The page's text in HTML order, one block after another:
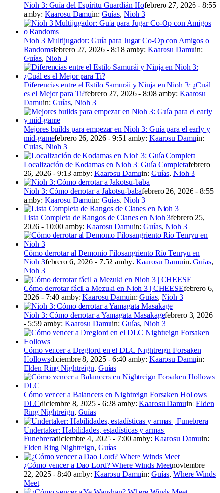
Nioh 3: Guía del Espíritu Guardián Hofebrero 27, 2026 - 8:55
amby: Kaarosu Damuin: Guías, Nioh 3
Nioh 3 Multijugador: Guía para Jugar Co-Op con Amigos o
Randomsfebrero 27, 2026 - 8:18 amby: Kaarosu Damuin:
Guías, Nioh 3
Diferencias entre el Estilo Samurái y Ninja en Nioh 3: ¿Cuál
es el Mejor para Ti?febrero 27, 2026 - 8:08 amby: Kaarosu
Damuin: Guías, Nioh 3
Mejores builds para empezar en Nioh 3: Guía para el early y
mid-gamefebrero 26, 2026 - 9:51 amby: Kaarosu Damuin:
Guías, Nioh 3
Localización de Kodamas en Nioh 3: Guía Completafebrero
26, 2026 - 9:13 amby: Kaarosu Damuin: Guías, Nioh 3
Nioh 3: Cómo derrotar a Jakotsu-babafebrero 26, 2026 - 8:55
amby: Kaarosu Damuin: Guías, Nioh 3
Lista Completa de Rangos de Clanes en Nioh 3febrero 25,
2026 - 10:00 amby: Kaarosu Damuin: Guías, Nioh 3
Cómo derrotar al Demonio Filosangriento Río Tenryu en
Nioh 3febrero 6, 2026 - 7:52 amby: Kaarosu Damuin: Guías,
Nioh 3
Cómo derrotar fácil a Mezuki en Nioh 3 | CHEESEfebrero 6,
2026 - 7:40 amby: Kaarosu Damuin: Guías, Nioh 3
Nioh 3: Cómo derrotar a Yamagata Masakagefebrero 3, 2026
- 5:59 amby: Kaarosu Damuin: Guías, Nioh 3
Cómo vencer a Dreglord en el DLC Nightreign Forsaken
Hollowsdiciembre 8, 2025 - 6:40 amby: Kaarosu Damuin:
Elden Ring Nightreign, Guías
Cómo vencer a Balancers en Nightreign Forsaken Hollows
DLCdiciembre 8, 2025 - 6:28 amby: Kaarosu Damuin: Elden
Ring Nightreign, Guías
Undertaker: Habilidades, estadísticas y armas |
Funebreradiciembre 4, 2025 - 7:00 amby: Kaarosu Damuin:
Elden Ring Nightreign, Guías
¿Cómo vencer a Dao Lord? Where Winds Meetnoviembre
22, 2025 - 8:40 amby: Kaarosu Damuin: Guías, Where Winds
Meet